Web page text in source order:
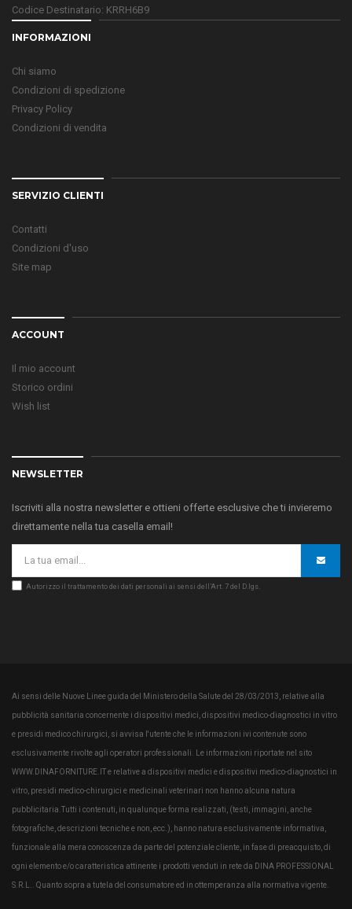
Codice Destinatario: KRRH6B9
INFORMAZIONI
Chi siamo
Condizioni di spedizione
Privacy Policy
Condizioni di vendita
SERVIZIO CLIENTI
Contatti
Condizioni d'uso
Site map
ACCOUNT
Il mio account
Storico ordini
Wish list
NEWSLETTER
Iscriviti alla nostra newsletter e ottieni offerte esclusive che ti invieremo
direttamente nella tua casella email!
Autorizzo il trattamento dei dati personali ai sensi dell’Art. 7 del D.lgs.
Ai sensi delle Nuove Linee guida del Ministero della Salute del 28/03/2013, relative alla
pubblicità sanitaria concernente i dispositivi medici, dispositivi medico-diagnostici in vitro
e presidi medico chirurgici, si avvisa l'utente che le informazioni ivi contenute sono
esclusivamente rivolte agli operatori professionali. Le informazioni riportate nel sito
WWW.DINAFORNITURE.IT e relative a dispositivi medici e dispositivi medico-diagnostici in
vitro, presidi medico-chirurgici e medicinali veterinari non hanno alcuna natura
pubblicitaria.Tutti i contenuti, in qualunque forma realizzati, (testi, immagini, anche
fotografiche, descrizioni tecniche e non, ecc.), hanno natura esclusivamente informativa,
funzionale alla mera conoscenza da parte del potenziale cliente, in fase di preacquisto, di
ogni elemento e/o caratteristica attinente i prodotti venduti in rete da DINA PROFESSIONAL
S.R.L.. Quanto sopra a tutela del consumatore ed in ottemperanza alla normativa vigente.